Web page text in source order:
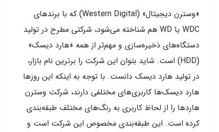
«وسترن دیجیتال» (Western Digital) که با برند‌های
WDC یا WD هم شناخته می‌شود، شرکتی مطرح در تولید
دستگا‌ه‌های ذخیره‌سازی و مهم‌تر از همه «هارد دیسک‌»
(HDD) است. شاید بتوان این شرکت را برترین نام بازار،
در تولید هارد دیسک دانست. با توجه به اینکه این روزها
هارد دیسک‌ها کاربری‌های مختلفی دارند، شرکت وسترن
هارد‌ها را از لحاظ کاربری به رنگ‌های مختلف طبقه‌بندی
کرده است. این طبقه‌بندی مخصوص این شرکت است و